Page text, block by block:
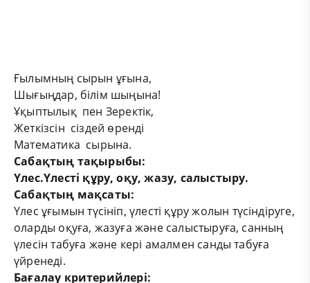
Ғылымның сырын ұғына,
Шығыңдар, білім шыңына!
Ұқыптылық пен Зеректік,
Жеткізсін сіздей өренді
Математика сырына.
Сабақтың тақырыбы:
Үлес.Үлесті құру, оқу, жазу, салыстыру.
Сабақтың мақсаты:
Үлес ұғымын түсініп, үлесті құру жолын түсіндіруге,
оларды оқуға, жазуға және салыстыруға, санның
үлесін табуға және кері амалмен санды табуға
үйренеді.
Бағалау критерийлері: